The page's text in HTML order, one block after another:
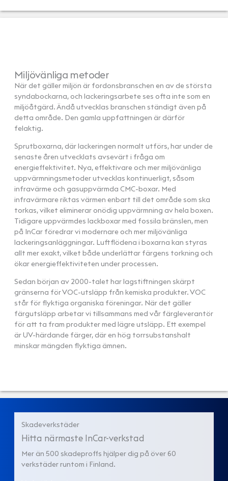
Miljövänliga metoder
När det gäller miljön är fordonsbranschen en av de största
syndabockarna, och lackeringsarbete ses ofta inte som en
miljöåtgärd. Ändå utvecklas branschen ständigt även på
detta område. Den gamla uppfattningen är därför
felaktig.
Sprutboxarna, där lackeringen normalt utförs, har under de
senaste åren utvecklats avsevärt i fråga om
energieffektivitet. Nya, effektivare och mer miljövänliga
uppvärmningsmetoder utvecklas kontinuerligt, såsom
infravärme och gasuppvärmda CMC-boxar. Med
infravärmare riktas värmen enbart till det område som ska
torkas, vilket eliminerar onödig uppvärmning av hela boxen.
Tidigare uppvärmdes lackboxar med fossila bränslen, men
på InCar föredrar vi modernare och mer miljövänliga
lackeringsanläggningar. Luftflödena i boxarna kan styras
allt mer exakt, vilket både underlättar färgens torkning och
ökar energieffektiviteten under processen.
Sedan början av 2000-talet har lagstiftningen skärpt
gränserna för VOC-utsläpp från kemiska produkter. VOC
står för flyktiga organiska föreningar. När det gäller
färgutsläpp arbetar vi tillsammans med vår färgleverantör
för att ta fram produkter med lägre utsläpp. Ett exempel
är UV-härdande färger, där en hög torrsubstanshalt
minskar mängden flyktiga ämnen.
Skadeverkstäder
Hitta närmaste InCar-verkstad
Mer än 500 skadeproffs hjälper dig på över 60
verkstäder runtom i Finland.